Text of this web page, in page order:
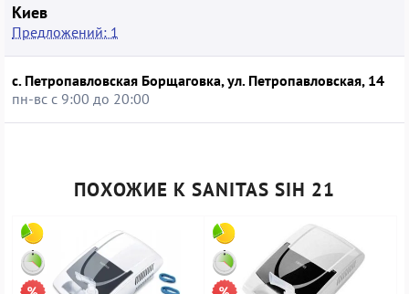
Киев
Предложений: 1
с. Петропавловская Борщаговка, ул. Петропавловская, 14
пн-вс с 9:00 до 20:00
ПОХОЖИЕ К SANITAS SIH 21